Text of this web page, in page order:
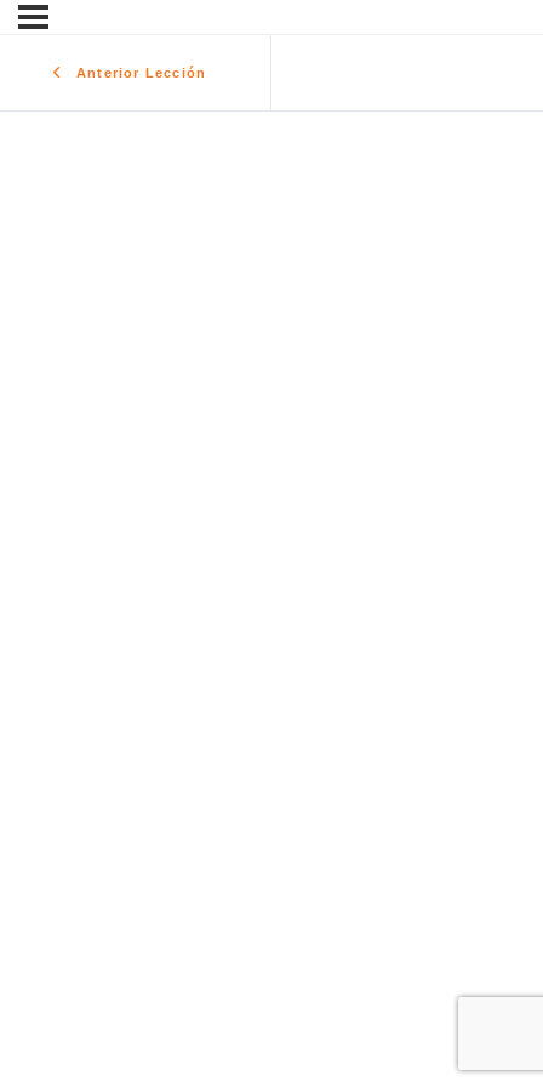
Anterior Lección